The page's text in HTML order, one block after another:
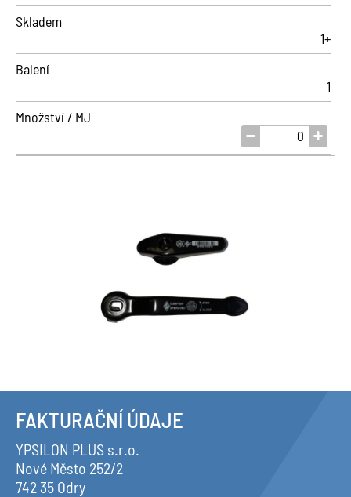
Skladem
1+
Balení
1
Množství / MJ
FAKTURAČNÍ ÚDAJE
YPSILON PLUS s.r.o.
Nové Město 252/2
742 35 Odry